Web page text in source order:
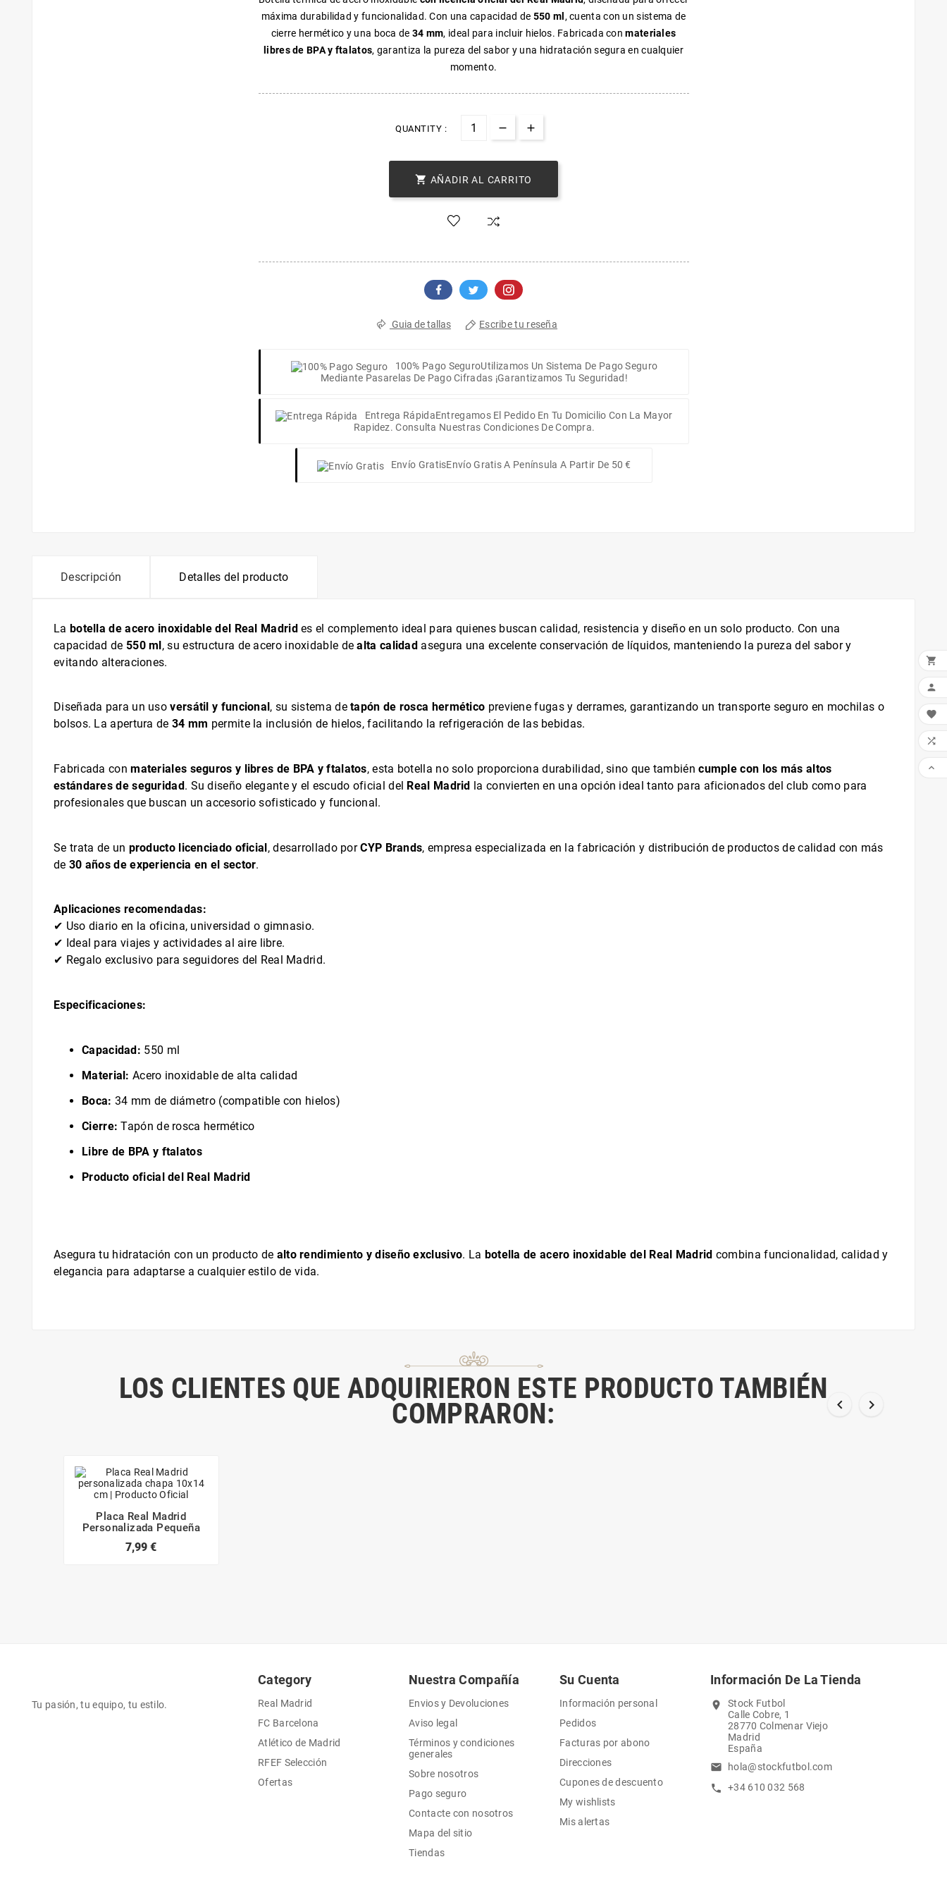
máxima durabilidad y funcionalidad. Con una capacidad de 550 ml, cuenta con un sistema de
cierre hermético y una boca de 34 mm, ideal para incluir hielos. Fabricada conmateriales
libres de BPA y ftalatos, garantiza la pureza del sabor y una hidratación segura en cualquier
momento.
QUANTITY :
 AÑADIR AL CARRITO
Guia de tallas Escribe tu reseña
100% Pago SeguroUtilizamos Un Sistema De Pago Seguro
Mediante Pasarelas De Pago Cifradas ¡Garantizamos Tu Seguridad!
Entrega RápidaEntregamos El Pedido En Tu Domicilio Con La Mayor
Rapidez. Consulta Nuestras Condiciones De Compra.
Envío GratisEnvío Gratis A Península A Partir De 50 €
Descripción Detalles del producto
La botella de acero inoxidable del Real Madrides el complemento ideal para quienes buscan calidad, resistencia y diseño en un solo producto. Con una
capacidad de 550 ml, su estructura de acero inoxidable dealta calidad asegura una excelente conservación de líquidos, manteniendo la pureza del sabor y
evitando alteraciones.
Diseñada para un usoversátil y funcional , su sistema detapón de rosca hermético previene fugas y derrames, garantizando un transporte seguro en mochilas o
bolsos. La apertura de 34 mm permite la inclusión de hielos, facilitando la refrigeración de las bebidas.
Fabricada conmateriales seguros y libres de BPA y ftalatos, esta botella no solo proporciona durabilidad, sino que tambiéncumple con los más altos
estándares de seguridad. Su diseño elegante y el escudo oficial del Real Madrid la convierten en una opción ideal tanto para aficionados del club como para
profesionales que buscan un accesorio sofisticado y funcional.
Se trata de un producto licenciado oficial, desarrollado porCYP Brands, empresa especializada en la fabricación y distribución de productos de calidad con más
de 30 años de experiencia en el sector.
Aplicaciones recomendadas:
✔ Uso diario en la oficina, universidad o gimnasio.
✔ Ideal para viajes y actividades al aire libre.
✔ Regalo exclusivo para seguidores del Real Madrid.
Especificaciones:
Capacidad: 550 ml
Material: Acero inoxidable de alta calidad
Boca: 34 mm de diámetro (compatible con hielos)
Cierre: Tapón de rosca hermético
Libre de BPA y ftalatos
Producto oficial del Real Madrid
Asegura tu hidratación con un producto de alto rendimiento y diseño exclusivo. La botella de acero inoxidable del Real Madrid combina funcionalidad, calidad y
elegancia para adaptarse a cualquier estilo de vida.
LOS CLIENTES QUE ADQUIRIERON ESTE PRODUCTO TAMBIÉN
COMPRARON:  
Placa Real Madrid
Personalizada Pequeña
7,99 €
Tu pasión, tu equipo, tu estilo.
Category
Real Madrid
FC Barcelona
Atlético de Madrid
RFEF Selección
Ofertas
Nuestra Compañía
Envios y Devoluciones
Aviso legal
Términos y condiciones
generales
Sobre nosotros
Pago seguro
Contacte con nosotros
Mapa del sitio
Tiendas
Su Cuenta
Información personal
Pedidos
Facturas por abono
Direcciones
Cupones de descuento
My wishlists
Mis alertas
Información De La Tienda
location_on
Stock Futbol
Calle Cobre, 1
28770 Colmenar Viejo
Madrid
España
email hola@stockfutbol.com
call +34 610 032 568




